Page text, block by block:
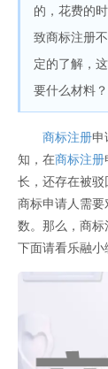
的，花费的
致商标注册
定的了解，
要什么材料
商标注册申
知，在商标注册
长，还存在被
商标申请人需
数。那么，商
下面请看乐融小